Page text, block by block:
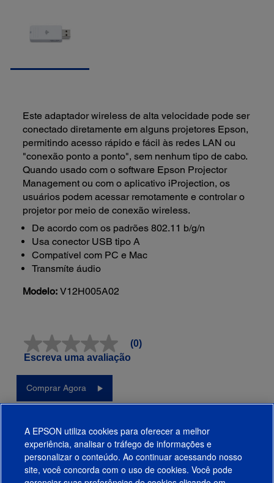
Este adaptador wireless de alta velocidade pode ser
conectado diretamente em alguns projetores Epson,
permitindo acesso rápido e fácil às redes LAN ou
"conexão ponto a ponto", sem nenhum tipo de cabo.
Quando usado com o software Epson Projector
Management ou com o aplicativo iProjection, os
usuários podem acessar remotamente e controlar o
projetor por meio de conexão wireless.
De acordo com os padrões 802.11 b/g/n
Usa conector USB tipo A
Compatível com PC e Mac
Transmíte áudio
Modelo: V12H005A02
Sem
valor
Link
abre
mesma
(0)
Escreva uma avaliação
Comprar Agora
Avaliações
Funciona Com
A EPSON utiliza cookies para oferecer a melhor
experiência, analisar o tráfego de informações e
personalizar o conteúdo. Ao continuar acessando nosso
site, você concorda com o uso de cookies. Você pode